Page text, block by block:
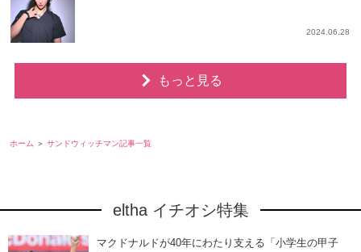
2024.06.28
もっと見る
ホーム サンドウィッチマン記事一覧
eltha イチオシ特集
マクドナルドが40年にわたり支える「小学生の甲子